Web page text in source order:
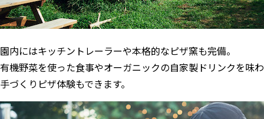
園内にはキッチントレーラーや本格的なピザ窯も完備。
有機野菜を使った食事やオーガニックの自家製ドリンクを味
手づくりピザ体験もできます。